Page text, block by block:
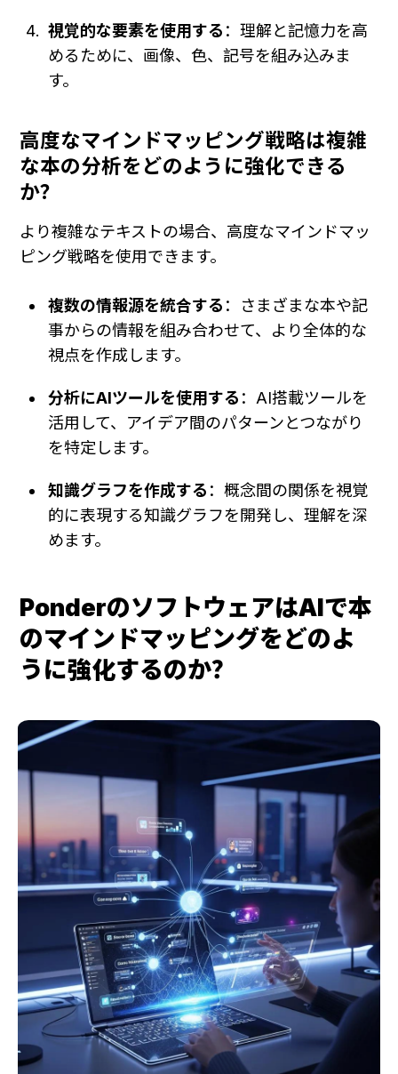
視覚的な要素を使用する ：理解と記憶力を高
めるために、画像、色、記号を組み込みま
す。
高度なマインドマッピング戦略は複雑
な本の分析をどのように強化できる
か？
より複雑なテキストの場合、高度なマインドマッ
ピング戦略を使用できます。
複数の情報源を統合する ：さまざまな本や記
事からの情報を組み合わせて、より全体的な
視点を作成します。
分析にAIツールを使用する ：AI搭載ツールを
活用して、アイデア間のパターンとつながり
を特定します。
知識グラフを作成する ：概念間の関係を視覚
的に表現する知識グラフを開発し、理解を深
めます。
PonderのソフトウェアはAIで本
のマインドマッピングをどのよ
うに強化するのか？